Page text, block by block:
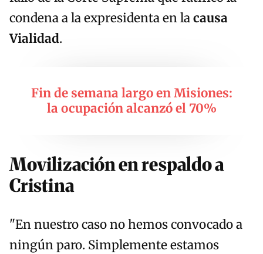
condena a la expresidenta en lacausa
Vialidad.
Fin de semana largo en Misiones:
la ocupación alcanzó el 70%
Movilización en respaldo a
Cristina
"En nuestro caso no hemos convocado a
ningún paro. Simplemente estamos